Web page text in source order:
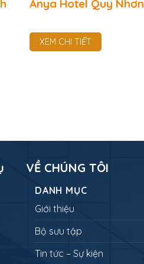
Anya Hotel Quy Nhơn
XEM CHI TIẾT
VỀ CHÚNG TÔI
DANH MỤC
Giới thiệu
Bộ sưu tập
Tin tức – Sự kiện